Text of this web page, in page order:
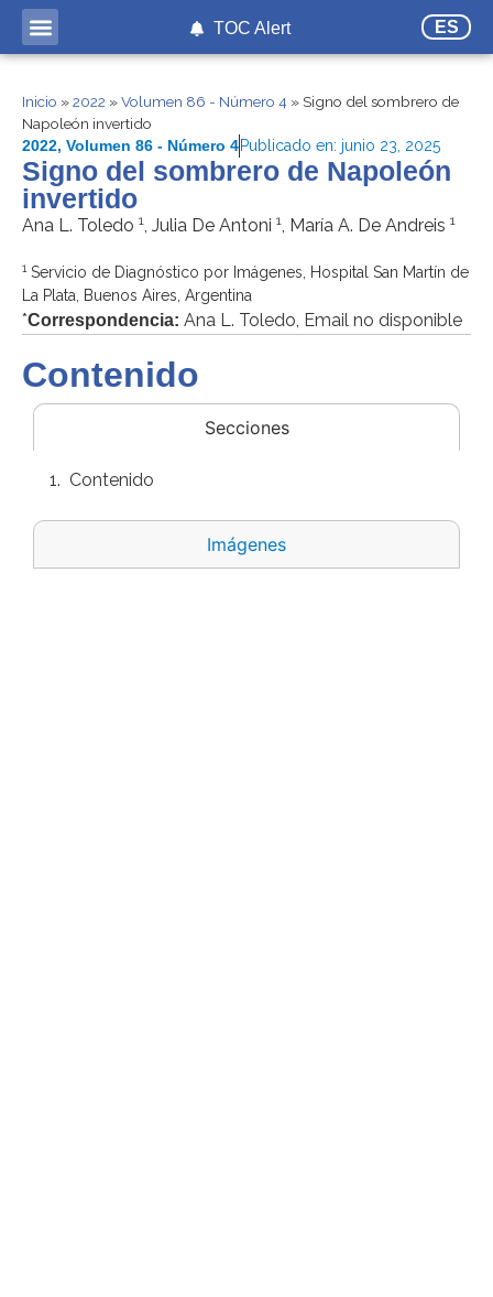
ES
TOC Alert
Inicio »2022 »Volumen 86 - Número 4 » Signo del sombrero de
Napoleón invertido
2022, Volumen 86 - Número 4Publicado en: junio 23, 2025
Signo del sombrero de Napoleón
invertido
Ana L. Toledo 1, Julia De Antoni 1, María A. De Andreis 1
1Servicio de Diagnóstico por Imágenes, Hospital San Martín de
La Plata, Buenos Aires, Argentina
*Correspondencia: Ana L. Toledo, Email no disponible
Contenido
Secciones
Imágenes
Contenido